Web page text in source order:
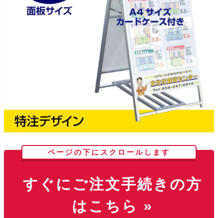
ページの下にスクロールします
すぐにご注文手続きの方
はこちら »